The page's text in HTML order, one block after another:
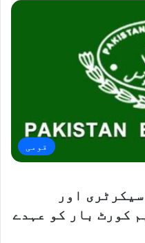
قومی
اور
کورٹ بار کو عہدے